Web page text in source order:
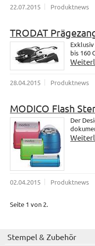
22.07.2015 Produktnews
TRODAT
bis 160
28.04.2015 Produktnews
MODICO Flash
Der
02.04.2015 Produktnews
Seite 1 von 2.
Stempel & Zubehör